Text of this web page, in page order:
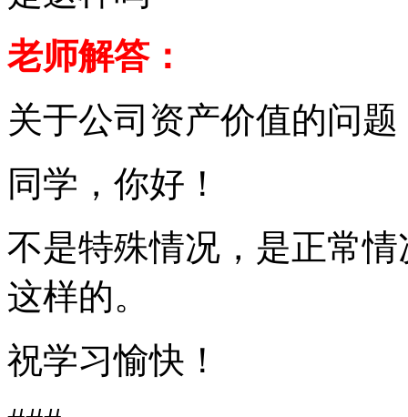
老师解答：
关于公司资产价值的问题
同学，你好！
不是特殊情况，是正常
这样的。
祝学习愉快！